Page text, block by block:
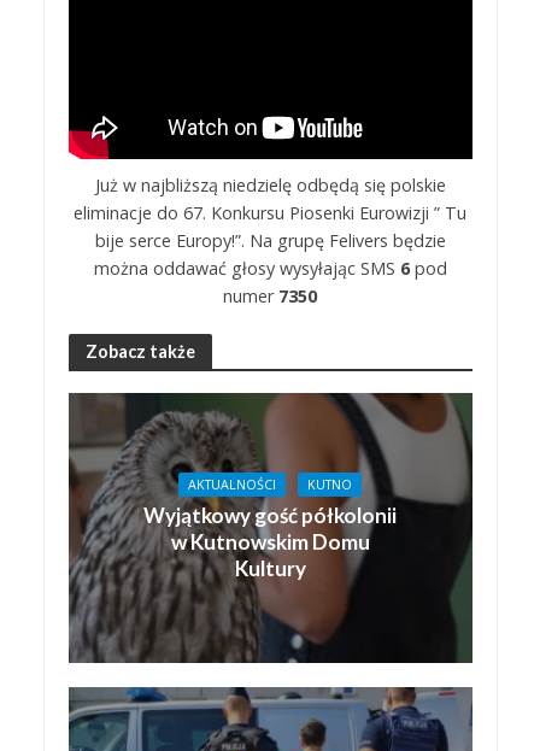
Już w najbliższą niedzielę odbędą się polskie
eliminacje do 67. Konkursu Piosenki Eurowizji ” Tu
bije serce Europy!”. Na grupę Felivers będzie
można oddawać głosy wysyłając SMS 6pod
numer7350
Zobacz także
AKTUALNOŚCI KUTNO
Wyjątkowy gość półkolonii
w Kutnowskim Domu
Kultury